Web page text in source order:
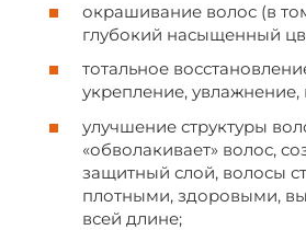
окрашивание волос (в
глубокий насыщенный
тотальное
укрепление, увлажнение,
улучшение структуры
«обволакивает» волос,
защитный слой, волосы
плотными, здоровыми,
всей длине;